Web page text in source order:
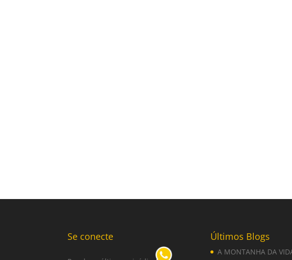
Se conecte Últimos Blogs
A MONTANHA DA